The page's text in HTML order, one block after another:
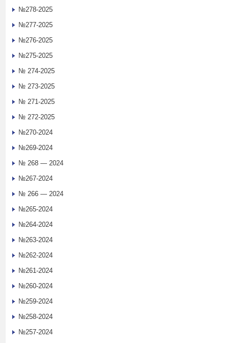
№278-2025
№277-2025
№276-2025
№275-2025
№ 274-2025
№ 273-2025
№ 271-2025
№ 272-2025
№270-2024
№269-2024
№ 268 — 2024
№267-2024
№ 266 — 2024
№265-2024
№264-2024
№263-2024
№262-2024
№261-2024
№260-2024
№259-2024
№258-2024
№257-2024